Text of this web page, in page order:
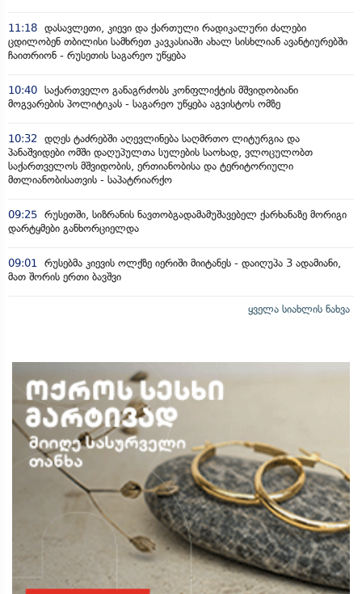
11:18 დასავლეთი, კიევი და ქართული რადიკალური ძალები
ცდილობენ თბილისი სამხრეთ კავკასიაში ახალ სისხლიან ავანტიურებში
ჩაითრიონ - რუსეთის საგარეო უწყება
10:40 საქართველო განაგრძობს კონფლიქტის მშვიდობიანი
მოგვარების პოლიტიკას - საგარეო უწყება აგვისტოს ომზე
10:32
დღეს ტაძრებში აღევლინება საღმრთო ლიტურგია და
პანაშვიდები ომში დაღუპულთა სულების საოხად, ვლოცულობთ
საქართველოს მშვიდობის, ერთიანობისა და ტერიტორიული
მთლიანობისათვის - საპატრიარქო
09:25 რუსეთში, სიზრანის ნავთობგადამამუშავებელ ქარხანაზე მორიგი
დარტყმები განხორციელდა
09:01
რუსებმა კიევის ოლქზე იერიში მიიტანეს - დაიღუპა 3 ადამიანი,
მათ შორის ერთი ბავშვი
ყველა სიახლის ნახვა